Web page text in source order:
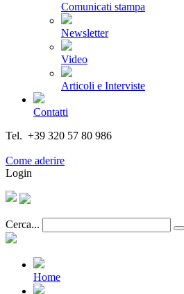
Comunicati stampa
Newsletter
Video
Articoli e Interviste
Contatti
Tel. +39 320 57 80 986
Come aderire
Login
Cerca...
Home